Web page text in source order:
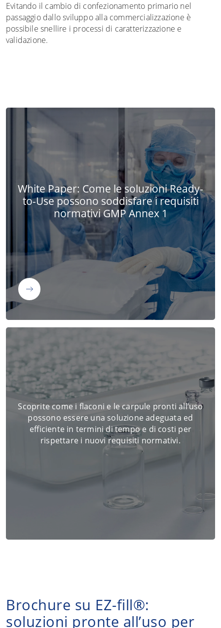
Evitando il cambio di confezionamento primario nel
passaggio dallo sviluppo alla commercializzazione è
possibile snellire i processi di caratterizzazione e
validazione.
White Paper: Come le soluzioni Ready-
to-Use possono soddisfare i requisiti
normativi GMP Annex 1
Scoprite come i flaconi e le carpule pronti all’uso
possono essere una soluzione adeguata ed
efficiente in termini di tempo e di costi per
rispettare i nuovi requisiti normativi.
Brochure su EZ-fill®:
soluzioni pronte all’uso per